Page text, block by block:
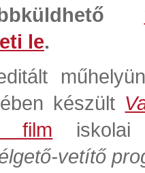
le.
készült
film iskolai
vetítő